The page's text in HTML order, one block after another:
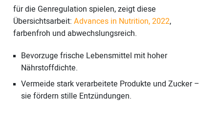
für die Genregulation spielen, zeigt diese
Übersichtsarbeit: Advances in Nutrition, 2022,
farbenfroh und abwechslungsreich.
Bevorzuge frische Lebensmittel mit hoher
Nährstoffdichte.
Vermeide stark verarbeitete Produkte und Zucker –
sie fördern stille Entzündungen.